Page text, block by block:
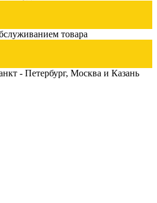
товара
- Петербург, Москва и Казань